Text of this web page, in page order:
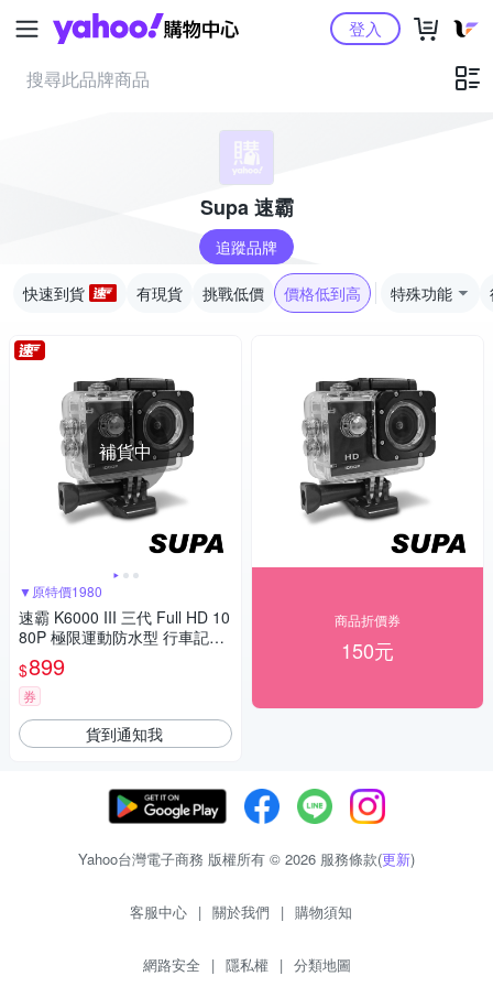
Yahoo購物中心登入
Supa 速霸
追蹤品牌
快速到貨 有現貨 挑戰低價 價格低到高 特殊功能
補貨中
▼原特價1980
速霸 K6000 III 三代 Full HD 10
80P 極限運動防水型 行車記錄
器-急
$899
券
貨到通知我
商品折價券
150元
Yahoo台灣電子商務 版權所有 © 2026 服務條款(更新)
客服中心 | 關於我們 | 購物須知
網路安全 | 隱私權 | 分類地圖